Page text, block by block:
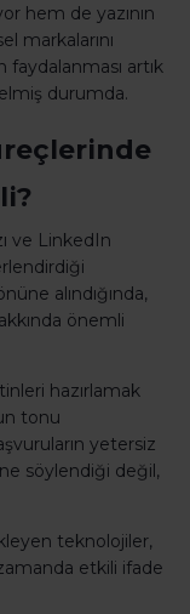
hem de yazının
markalarını
artık
durumda.
ve LinkedIn
alındığında,
önemli
hazırlamak
tonu
yetersiz
söylendiği değil,
teknolojiler,
etkili ifade